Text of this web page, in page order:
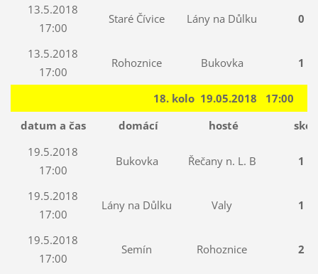
13.5.2018
17:00
Staré Čívice Lány na Důlku 0 :
13.5.2018
17:00
Rohoznice Bukovka 1 :
18. kolo 19.05.2018 17:00
datum a čas
domácí hosté
19.5.2018
17:00
Bukovka Řečany n. L. B 1 :
19.5.2018
17:00
Lány na Důlku Valy 1 :
19.5.2018
17:00
Semín Rohoznice 2 :